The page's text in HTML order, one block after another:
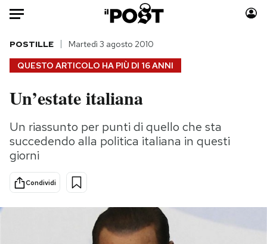
Auto
HOME
Italia
Politica
Tecnologia
Scienza
Consumismi
Altrecose
Mondiali calcio 2026
QUESTO ARTICOLO HA PIÙ DI 16 ANNI
POSTILLE Martedì 3 agosto 2010
Un’estate italiana
Un riassunto per punti di quello che sta
succedendo alla politica italiana in questi
giorni
Condividi